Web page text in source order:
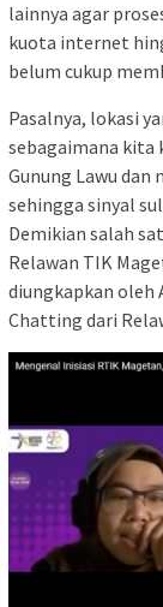
lainnya agar
kuota internet
belum cukup
Pasalnya, lokasi
sebagaimana kita
Gunung Lawu dan
sehingga sinyal
Demikian salah
Relawan TIK
diungkapkan oleh
Chatting dari